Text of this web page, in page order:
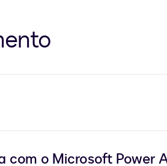
com o Microsoft Power